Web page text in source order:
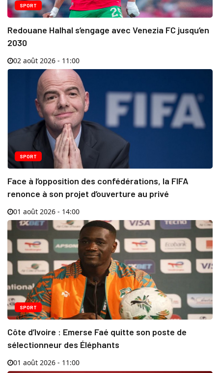
SPORT
Redouane Halhal s’engage avec Venezia FC jusqu’en
2030
02 août 2026 - 11:00
SPORT
Face à l’opposition des confédérations, la FIFA
renonce à son projet d’ouverture au privé
01 août 2026 - 14:00
SPORT
Côte d’Ivoire : Emerse Faé quitte son poste de
sélectionneur des Éléphants
01 août 2026 - 11:00